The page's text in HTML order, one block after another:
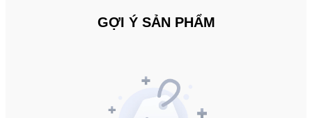
GỢI Ý SẢN PHẨM